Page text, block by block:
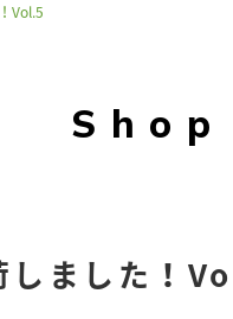
Vol.5
Shop
しました！